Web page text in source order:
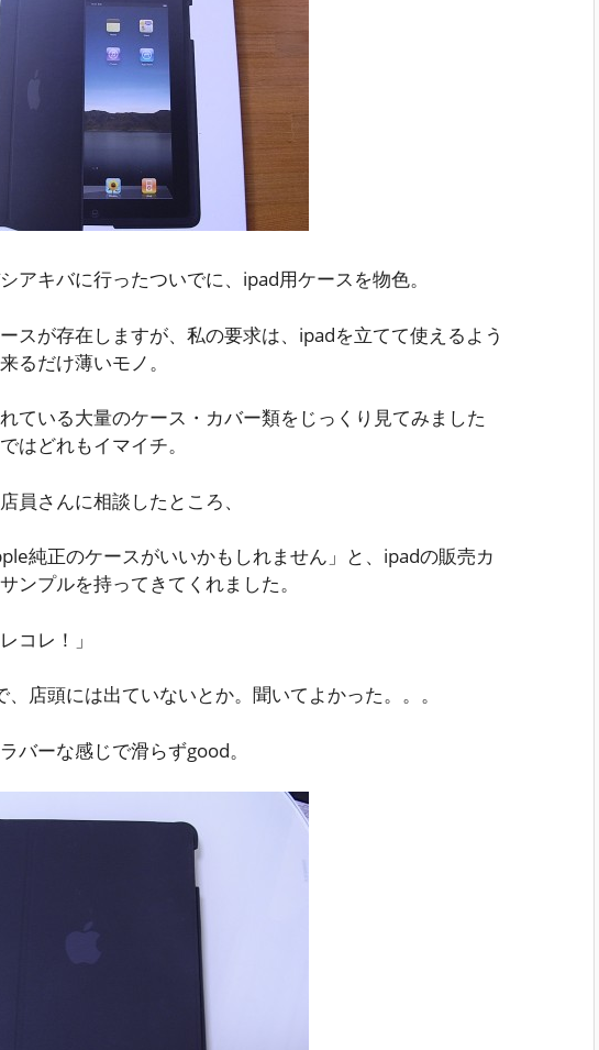
アキバに行ったついでに、ipad用ケースを物色。
スが存在しますが、私の要求は、ipadを立てて使えるよう
るだけ薄いモノ。
ている大量のケース・カバー類をじっくり見てみました
はどれもイマイチ。
員さんに相談したところ、
純正のケースがいいかもしれません」と、ipadの販売カ
ンプルを持ってきてくれました。
コレ！」
店頭には出ていないとか。聞いてよかった。。。
バーな感じで滑らずgood。